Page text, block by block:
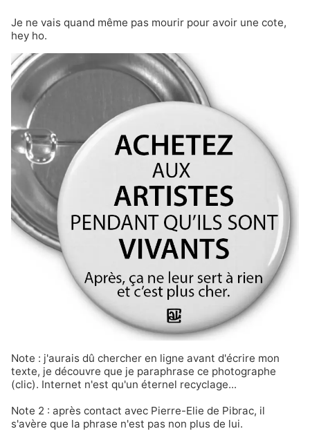
Je ne vais quand même pas mourir pour avoir une cote,
hey ho.
Note : j'aurais dû chercher en ligne avant d'écrire mon
texte, je découvre que je paraphrase ce photographe
(clic). Internet n'est qu'un éternel recyclage...
Note 2 : après contact avec Pierre-Elie de Pibrac, il
s'avère que la phrase n'est pas non plus de lui.